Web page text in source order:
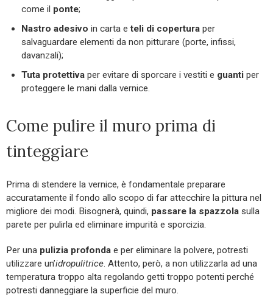
come il ponte;
Nastro adesivo in carta eteli di copertura per
salvaguardare elementi da non pitturare (porte, infissi,
davanzali);
Tuta protettiva per evitare di sporcare i vestiti e guanti per
proteggere le mani dalla vernice.
Come pulire il muro prima di
tinteggiare
Prima di stendere la vernice, è fondamentale preparare
accuratamente il fondo allo scopo di far attecchire la pittura nel
migliore dei modi. Bisognerà, quindi, passare la spazzola sulla
parete per pulirla ed eliminare impurità e sporcizia.
Per una pulizia profonda e per eliminare la polvere, potresti
utilizzare un’idropulitrice. Attento, però, a non utilizzarla ad una
temperatura troppo alta regolando getti troppo potenti perché
potresti danneggiare la superficie del muro.